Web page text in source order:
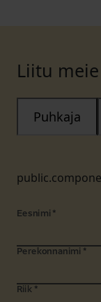
Liitu
Puhkaja
Eesnimi *
Perekonnanimi *
Riik *